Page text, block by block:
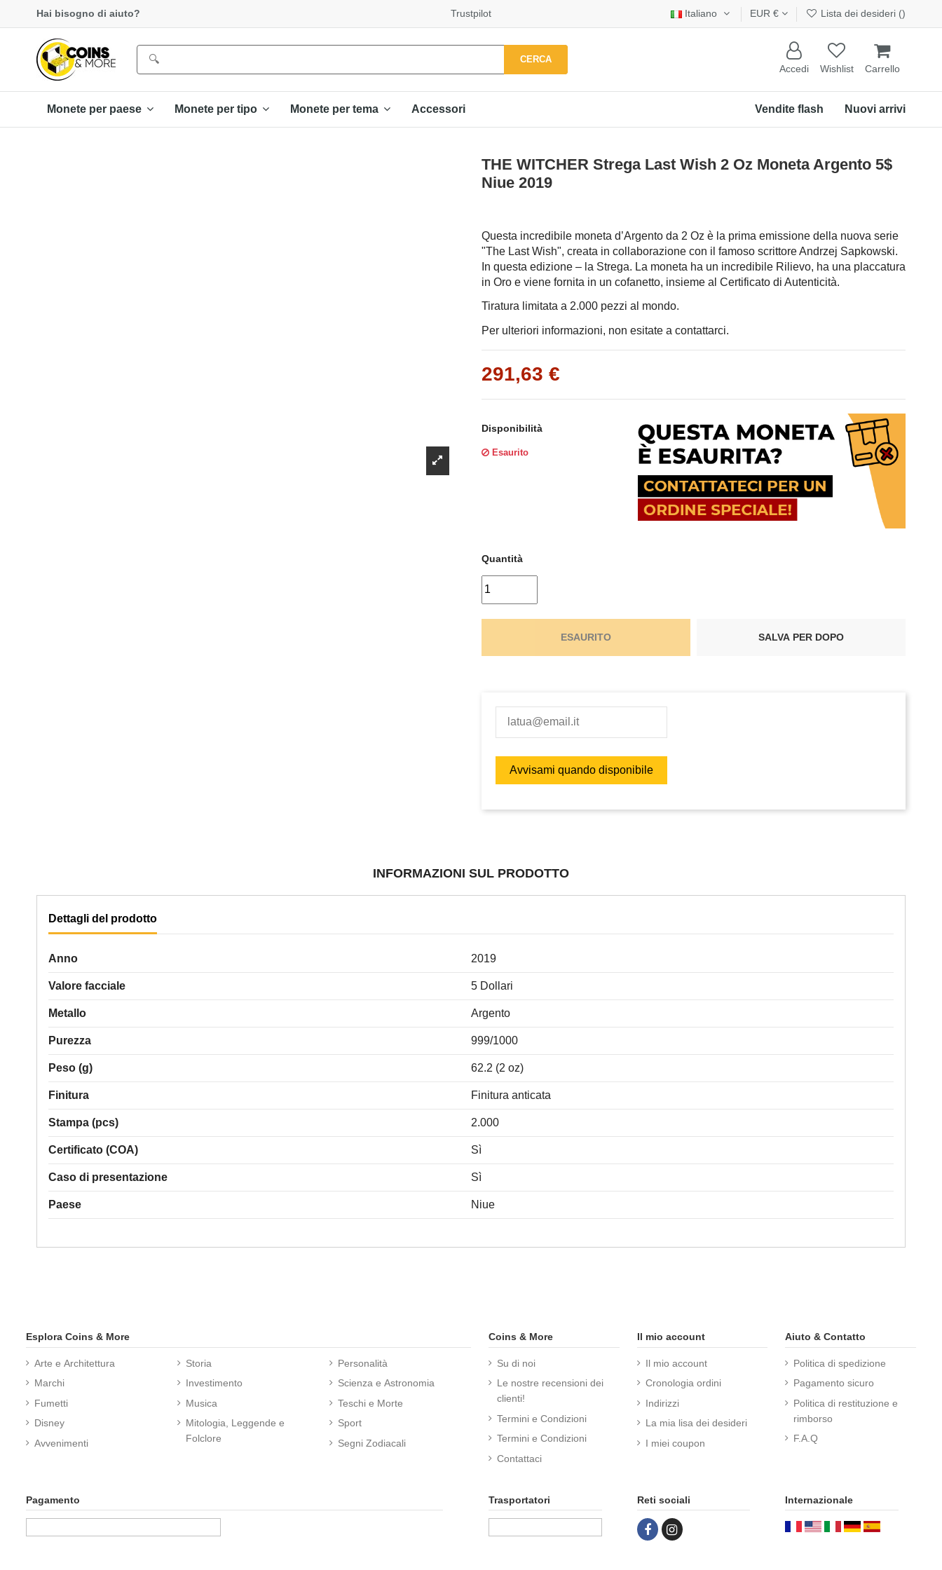
Γ
Hai bisogno di aiuto? Trustpilot Italiano EUR € Lista dei desideri ()
CERCA
Accedi Wishlist Carrello
Monete per paese Monete per tipo Monete per tema Accessori Nuovi arrivi
Vendite flash
THE WITCHER Strega Last Wish 2 Oz Moneta Argento 5$
Niue 2019
Questa incredibile moneta d’Argento da 2 Oz è la prima emissione della nuova serie
"The Last Wish", creata in collaborazione con il famoso scrittore Andrzej Sapkowski.
In questa edizione – la Strega. La moneta ha un incredibile Rilievo, ha una placcatura
in Oro e viene fornita in un cofanetto, insieme al Certificato di Autenticità.
Tiratura limitata a 2.000 pezzi al mondo.
Per ulteriori informazioni, non esitate a contattarci.
291,63 €
Disponibilità
Esaurito
Quantità
ESAURITO SALVA PER DOPO
INFORMAZIONI SUL PRODOTTO
Dettagli del prodotto
Anno 2019
Valore facciale 5 Dollari
Metallo Argento
Purezza 999/1000
Peso (g) 62.2 (2 oz)
Finitura Finitura anticata
Stampa (pcs) 2.000
Certificato (COA) Sì
Caso di presentazione Sì
Paese Niue
Esplora Coins & More
Arte e Architettura
Marchi
Fumetti
Disney
Avvenimenti
Storia
Investimento
Musica
Mitologia, Leggende e
Folclore
Personalità
Scienza e Astronomia
Teschi e Morte
Sport
Segni Zodiacali
Coins & More
Su di noi
Le nostre recensioni dei
clienti!
Termini e Condizioni
Termini e Condizioni
Contattaci
Il mio account
Il mio account
Cronologia ordini
Indirizzi
La mia lisa dei desideri
I miei coupon
Aiuto & Contatto
Politica di spedizione
Pagamento sicuro
Politica di restituzione e
rimborso
F.A.Q
Pagamento Trasportatori Reti sociali Internazionale